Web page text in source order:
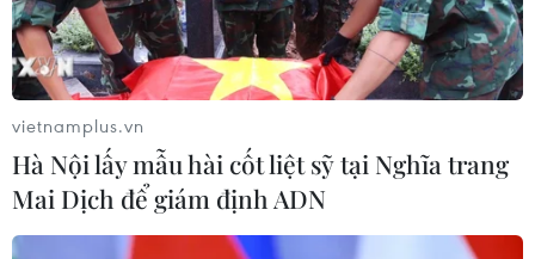
Sở hữu trí tuệ
Quy định sử dụng
RSS
Hỗ trợ
Ngôn ngữ
Dịch vụ tin
Quảng cáo
vietnamplus.vn
Hà Nội lấy mẫu hài cốt liệt sỹ tại Nghĩa trang
Mai Dịch để giám định ADN